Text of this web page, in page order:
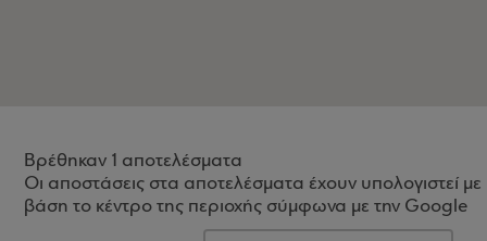
Βρέθηκαν 1 αποτελέσματα
Οι αποστάσεις στα αποτελέσματα έχουν υπολογιστεί με
βάση το κέντρο της περιοχής σύμφωνα με την Google